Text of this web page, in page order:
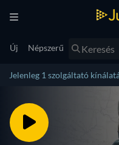
Új Népszerű
Jelenleg 1 szolgáltató